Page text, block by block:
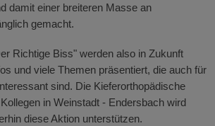
damit einer breiteren Masse an
gemacht.
Richtige Biss" werden also in Zukunft
und viele Themen präsentiert, die auch für
sind. Die Kieferorthopädische
in Weinstadt - Endersbach wird
diese Aktion unterstützen.